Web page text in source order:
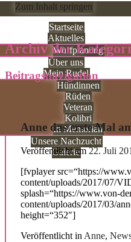
Zum Inhalt springen
Startseite
Aktuelles
Wurfplanung
Über uns
Mein Rudel
Hündinnen
Rüden
Veteran
Kolibri
In Memorian
Unsere Nachzucht
Galerie
Archiv der
Beitragsnavigation
Anne das erste Mal
Veröffentlicht am22. Juli
[fvplayer src=“https://
content/uploads/2017/07/
splash=“https://www.von-
content/uploads/2017/03/
height=“352″]
Veröffentlicht in Anne,